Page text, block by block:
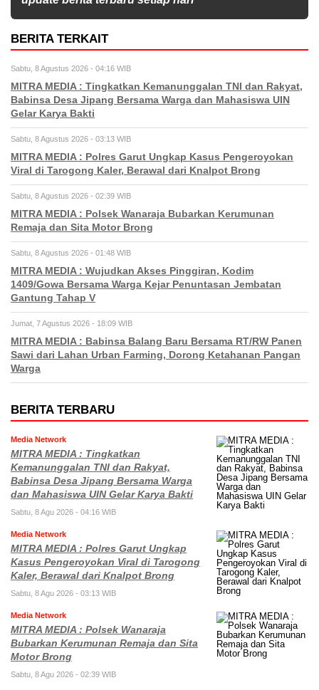
BERITA TERKAIT
Sabtu, 8 Agustus 2026 - 04:16 WIB
MITRA MEDIA : Tingkatkan Kemanunggalan TNI dan Rakyat,
Babinsa Desa Jipang Bersama Warga dan Mahasiswa UIN
Gelar Karya Bakti
Sabtu, 8 Agustus 2026 - 03:13 WIB
MITRA MEDIA : Polres Garut Ungkap Kasus Pengeroyokan
Viral di Tarogong Kaler, Berawal dari Knalpot Brong
Sabtu, 8 Agustus 2026 - 02:39 WIB
MITRA MEDIA : Polsek Wanaraja Bubarkan Kerumunan
Remaja dan Sita Motor Brong
Sabtu, 8 Agustus 2026 - 01:48 WIB
MITRA MEDIA : Wujudkan Akses Pinggiran, Kodim
1409/Gowa Bersama Warga Kejar Penuntasan Jembatan
Gantung Tahap V
Jumat, 7 Agustus 2026 - 18:09 WIB
MITRA MEDIA : Babinsa Balang Baru Bersama RT/RW Panen
Sawi dari Lahan Urban Farming, Dorong Ketahanan Pangan
Warga
BERITA TERBARU
Media Network
MITRA MEDIA : Tingkatkan
Kemanunggalan TNI dan Rakyat,
Babinsa Desa Jipang Bersama Warga
dan Mahasiswa UIN Gelar Karya Bakti
Sabtu, 8 Agu 2026 - 04:16 WIB
Media Network
MITRA MEDIA : Polres Garut Ungkap
Kasus Pengeroyokan Viral di Tarogong
Kaler, Berawal dari Knalpot Brong
Sabtu, 8 Agu 2026 - 03:13 WIB
Media Network
MITRA MEDIA : Polsek Wanaraja
Bubarkan Kerumunan Remaja dan Sita
Motor Brong
Sabtu, 8 Agu 2026 - 02:39 WIB